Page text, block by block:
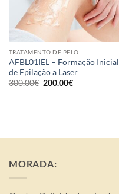
TRATAMENTO DE PELO
AFBL01IEL – Formação Inicial
de Epilação a Laser
300.00€ O
200.00€O
MORADA: